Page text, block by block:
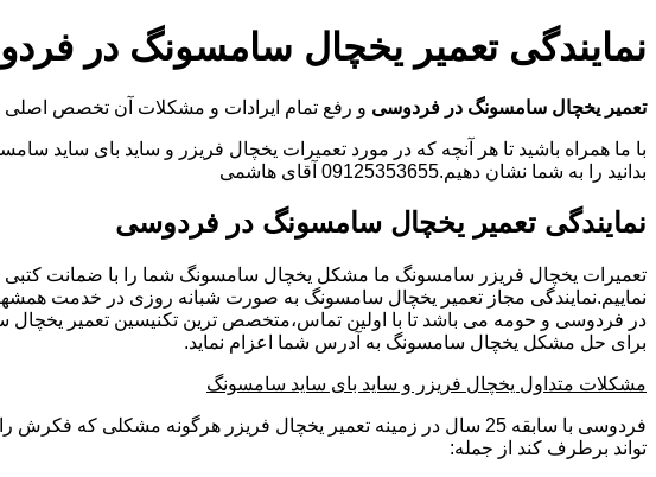
نمایندگی تعمیر یخچال سامسونگ در
تعمیر یخچال سامسونگ در فردوسی و رفع تمام ایرادات و مشکلات آن تخصص
با ما همراه باشید تا هر آنچه که در مورد تعمیرات یخچال فریزر و ساید بای ساید
بدانید را به شما نشان دهیم.09125353655 آقای هاشمی
نمایندگی تعمیر یخچال سامسونگ در فردوسی
تعمیرات یخچال فریزر سامسونگ ما مشکل یخچال سامسونگ شما را با ضمانت
نماییم.نمایندگی مجاز تعمیر یخچال سامسونگ به صورت شبانه روزی در خدمت
در فردوسی و حومه می باشد تا با اولین تماس،متخصص ترین تکنیسین تعمیر یخچال
برای حل مشکل یخچال سامسونگ به آدرس شما اعزام نماید.
مشکلات متداول یخچال فریزر و ساید بای ساید سامسونگ
فردوسی با سابقه 25 سال در زمینه تعمیر یخچال فریزر هرگونه مشکلی که فکرش
تواند برطرف کند از جمله: